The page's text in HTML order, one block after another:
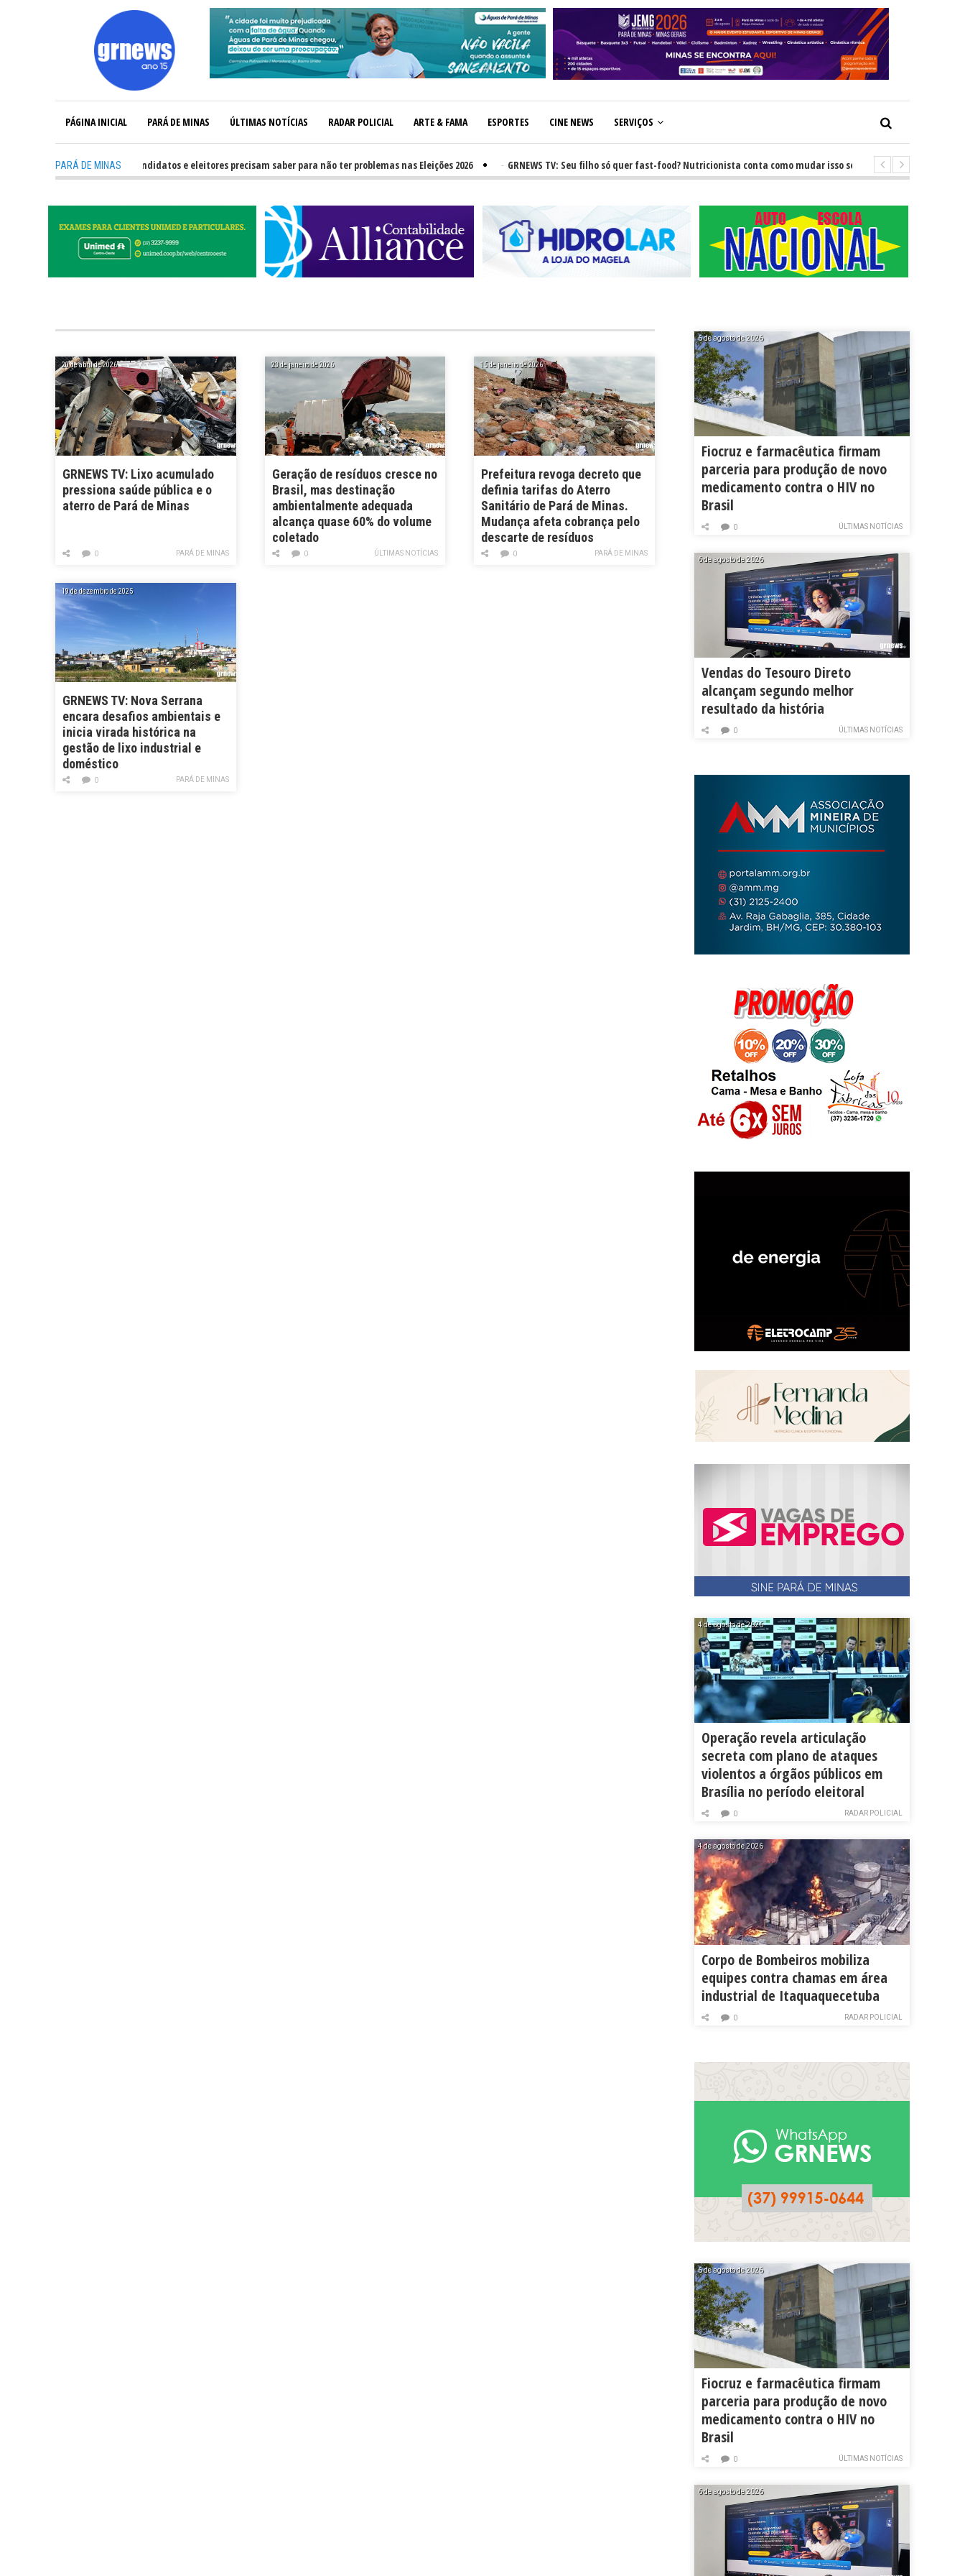
PÁGINA INICIAL PARÁ DE MINAS ÚLTIMAS NOTÍCIAS RADAR POLICIAL ARTE & FAMA ESPORTES CINE NEWS SERVIÇOS
PARÁ DE MINAS
GRNEWS TV: O que candidatos e eleitores precisam saber para não ter problemas nas Eleições 2026 - GRNEWS TV: Seu filho só quer fast-food? Nutricionista conta como mudar isso sem brigas -
20 de abril de 2026
GRNEWS TV: Lixo acumulado
pressiona saúde pública e o
aterro de Pará de Minas
PARÁ DE MINAS
0
23 de janeiro de 2026
Geração de resíduos cresce no
Brasil, mas destinação
ambientalmente adequada
alcança quase 60% do volume
coletado
ÚLTIMAS NOTÍCIAS
0
15 de janeiro de 2026
Prefeitura revoga decreto que
definia tarifas do Aterro
Sanitário de Pará de Minas.
Mudança afeta cobrança pelo
descarte de resíduos
PARÁ DE MINAS
0
19 de dezembro de 2025
GRNEWS TV: Nova Serrana
encara desafios ambientais e
inicia virada histórica na
gestão de lixo industrial e
doméstico
PARÁ DE MINAS
0
6 de agosto de 2026
Fiocruz e farmacêutica firmam
parceria para produção de novo
medicamento contra o HIV no
Brasil
ÚLTIMAS NOTÍCIAS
0
6 de agosto de 2026
Vendas do Tesouro Direto
alcançam segundo melhor
resultado da história
ÚLTIMAS NOTÍCIAS
0
4 de agosto de 2026
Operação revela articulação
secreta com plano de ataques
violentos a órgãos públicos em
Brasília no período eleitoral
RADAR POLICIAL
0
4 de agosto de 2026
Corpo de Bombeiros mobiliza
equipes contra chamas em área
industrial de Itaquaquecetuba
RADAR POLICIAL
0
6 de agosto de 2026
Fiocruz e farmacêutica firmam
parceria para produção de novo
medicamento contra o HIV no
Brasil
ÚLTIMAS NOTÍCIAS
0
6 de agosto de 2026